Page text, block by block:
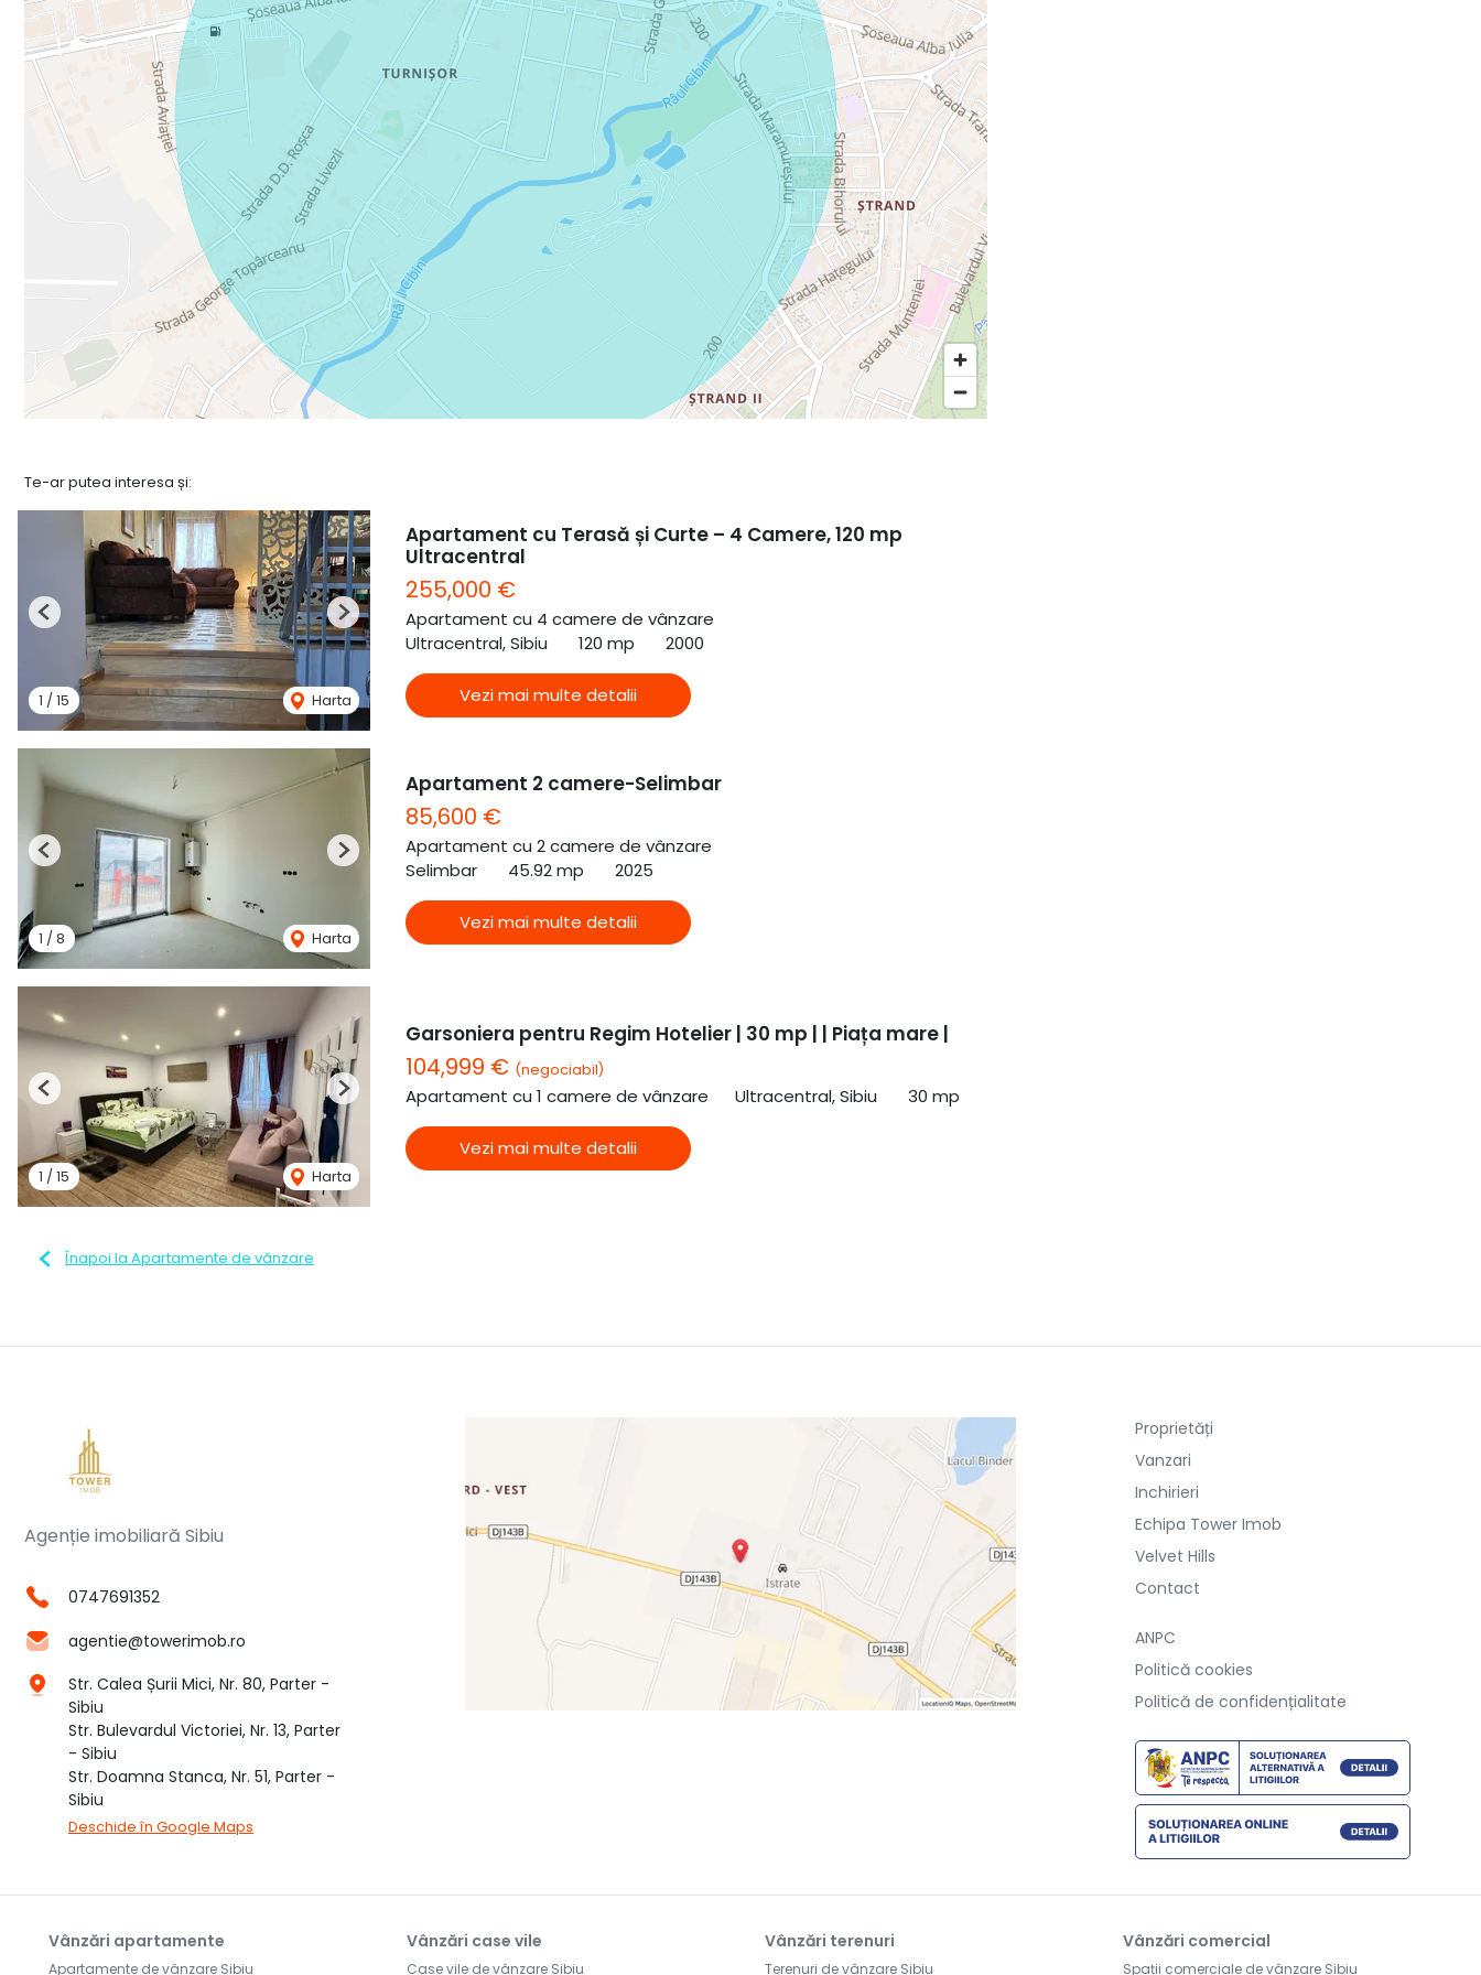
Te-ar putea interesa și:
1 /15 Harta
Previous Next
Apartament cu Terasă și Curte – 4 Camere, 120 mp
Ultracentral
255,000 €
Apartament cu 4 camere de vânzare
Ultracentral, Sibiu
120 mp 2000
Vezi mai multe detalii
1 /8 Harta
Previous Next
Apartament 2 camere-Selimbar
85,600 €
Apartament cu 2 camere de vânzare
Selimbar
45.92 mp 2025
Vezi mai multe detalii
1 /15 Harta
Previous Next
Garsoniera pentru Regim Hotelier | 30 mp | | Piața mare |
104,999 € (negociabil)
Apartament cu 1 camere de vânzare Ultracentral, Sibiu 30 mp
Vezi mai multe detalii
Înapoi la Apartamente de vânzare
Agenție imobiliară Sibiu
0747691352
agentie@towerimob.ro
Str. Calea Șurii Mici, Nr. 80, Parter -
Sibiu
Str. Bulevardul Victoriei, Nr. 13, Parter
- Sibiu
Str. Doamna Stanca, Nr. 51, Parter -
Sibiu
Deschide în Google Maps
Proprietăți
Vanzari
Inchirieri
Echipa Tower Imob
Velvet Hills
Contact
ANPC
Politică cookies
Politică de confidențialitate
Vânzări apartamente
Apartamente de vânzare Sibiu
Vânzări case vile
Case vile de vânzare Sibiu
Vânzări terenuri
Terenuri de vânzare Sibiu
Vânzări comercial
Spații comerciale de vânzare Sibiu